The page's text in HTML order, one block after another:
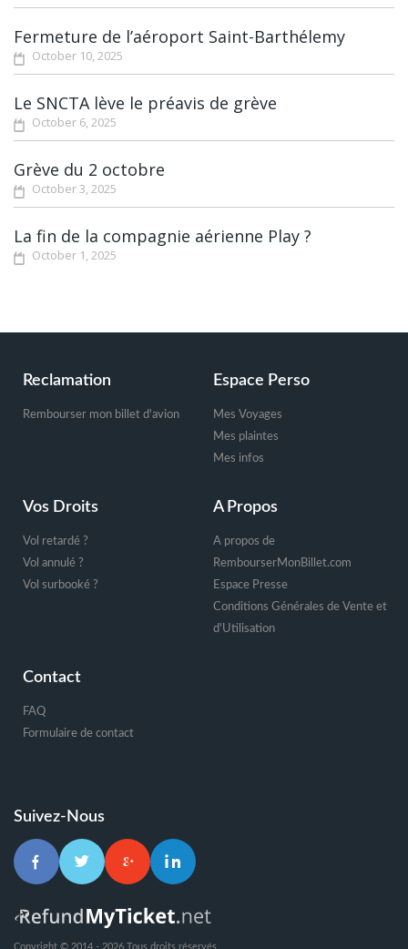
Fermeture de l’aéroport Saint-Barthélemy
October 10, 2025
Le SNCTA lève le préavis de grève
October 6, 2025
Grève du 2 octobre
October 3, 2025
La fin de la compagnie aérienne Play ?
October 1, 2025
Reclamation
Rembourser mon billet d'avion
Espace Perso
Mes Voyages
Mes plaintes
Mes infos
Vos Droits
Vol retardé ?
Vol annulé ?
Vol surbooké ?
A Propos
A propos de
RembourserMonBillet.com
Espace Presse
Conditions Générales de Vente et
d'Utilisation
Contact
FAQ
Formulaire de contact
Suivez-Nous
Copyright © 2014 - 2026 Tous droits réservés